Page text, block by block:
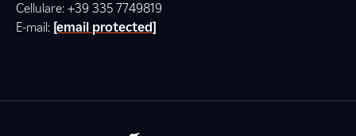
Cellulare: +39 335 7749819
E-mail: [email protected]